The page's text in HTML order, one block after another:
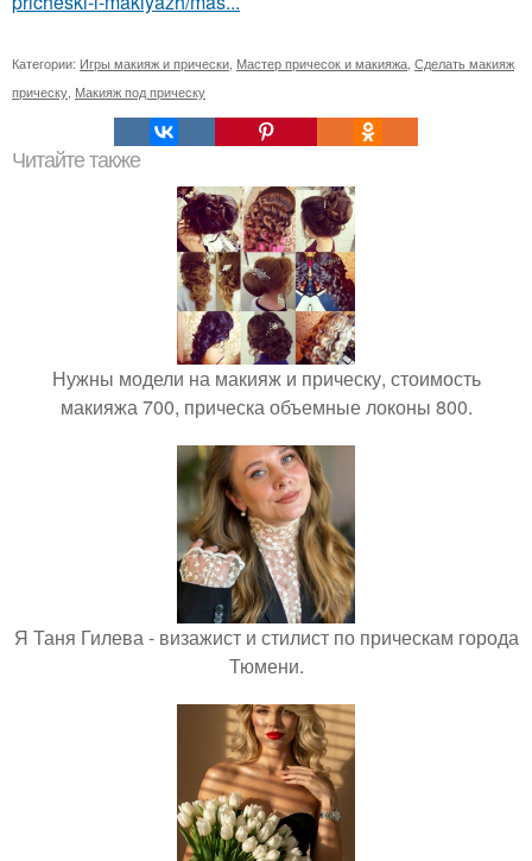
Категории: Игры макияж и прически, Мастер причесок и макияжа, Сделать макияж
прическу, Макияж под прическу
Читайте также
Нужны модели на макияж и прическу, стоимость
макияжа 700, прическа объемные локоны 800.
Я Таня Гилева - визажист и стилист по прическам города
Тюмени.